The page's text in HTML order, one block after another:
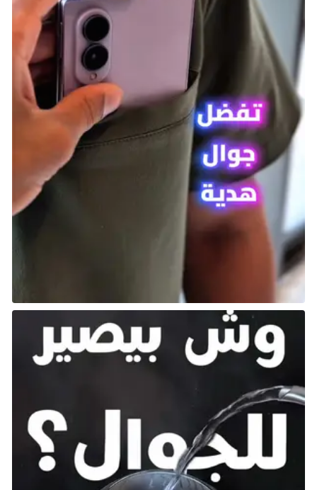
ونواصل إنجازاتنا، ونرفع رايتنا
و #موطن_التفوق
، بجمهوره
ومجتمعه العظيم، لا يستحق إلا
الأفضل، لا يستحق إلا أكبر أرينا
للرياضات الإلكترونية في العالم..
لا يستحق إلا #SEFArena
pic.twitter.com/OWBE6BSJEB
— الاتحاد السعودي للرياضات
الإلكترونية (@Saudi_Esports)
الفوزان أشار أيضاً إلى أن SEF Arena ستكون قلب منظومة
الرياضات الإلكترونية في السعودية، موضحاً:
للانتصارات في عالم الرياضات الإلكترونية.”
توسع مستقبلي وخطط طموحة
تم فتح المجال لوسائل الإعلام لطرح الأسئلة ومناقشة
الخطط المستقبلية للاتحاد، خاصة فيما يتعلق بالبطولات